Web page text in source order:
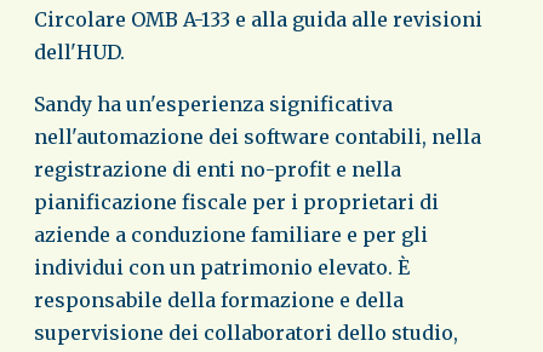
Circolare OMB A-133 e alla guida alle revisioni
dell'HUD.
Sandy ha un'esperienza significativa
nell'automazione dei software contabili, nella
registrazione di enti no-profit e nella
pianificazione fiscale per i proprietari di
aziende a conduzione familiare e per gli
individui con un patrimonio elevato. È
responsabile della formazione e della
supervisione dei collaboratori dello studio,